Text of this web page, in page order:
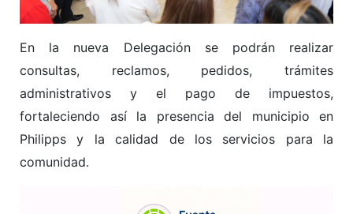
En la nueva Delegación se podrán realizar
consultas, reclamos, pedidos, trámites
administrativos y el pago de impuestos,
fortaleciendo así la presencia del municipio en
Philipps y la calidad de los servicios para la
comunidad.